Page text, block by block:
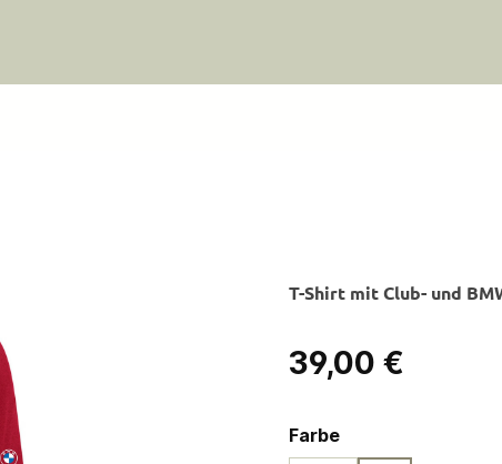
T-Shirt mit Club- und
Regulärer Preis:
39,00 €
Farbeauswählen